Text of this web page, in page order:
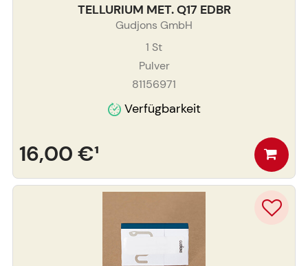
TELLURIUM MET. Q17 EDBR
Gudjons GmbH
1 St
Pulver
81156971
Verfügbarkeit
16,00 €¹